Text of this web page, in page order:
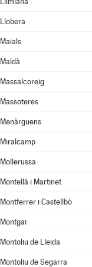
Llobera
Maials
Maldà
Massalcoreig
Massoteres
Menàrguens
Miralcamp
Mollerussa
Montellà i Martinet
Montferrer i Castellbò
Montgai
Montoliu de Lleida
Montoliu de Segarra